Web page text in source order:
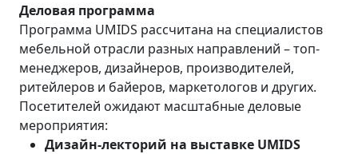
Деловая программа
Программа UMIDS рассчитана на специалистов
мебельной отрасли разных направлений – топ-
менеджеров, дизайнеров, производителей,
ритейлеров и байеров, маркетологов и других.
Посетителей ожидают масштабные деловые
мероприятия:
Дизайн-лекторий на выставке UMIDS